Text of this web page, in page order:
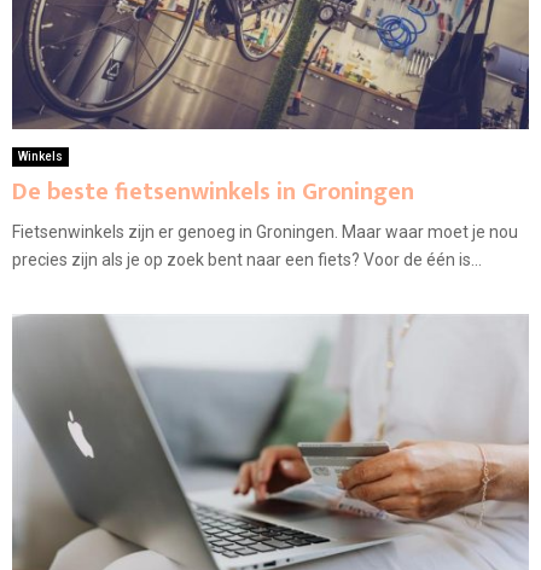
Winkels
De beste fietsenwinkels in Groningen
Fietsenwinkels zijn er genoeg in Groningen. Maar waar moet je nou
precies zijn als je op zoek bent naar een fiets? Voor de één is...